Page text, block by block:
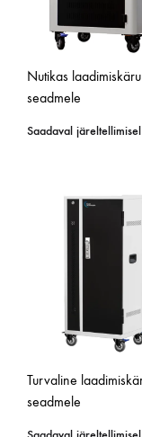
Nutikas
seadmele
Saadaval järeltellimisel
Turvaline
seadmele